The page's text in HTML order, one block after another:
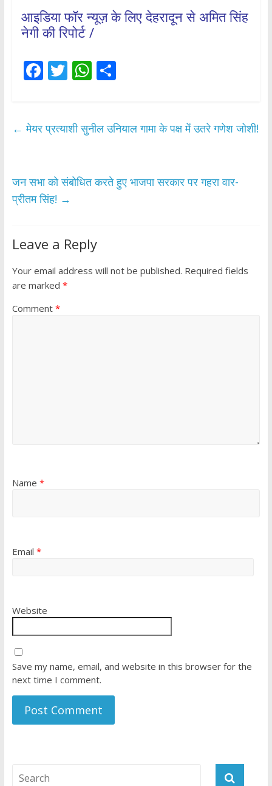
आइडिया फॉर न्यूज़ के लिए देहरादून से अमित सिंह
नेगी की रिपोर्ट /
F
b
k
T
er
W
s
p
S
e
← मेयर प्रत्याशी सुनील उनियाल गामा के पक्ष में उतरे गणेश जोशी!
जन सभा को संबोधित करते हुए भाजपा सरकार पर गहरा वार-
प्रीतम सिंह! →
Leave a Reply
Your email address will not be published. Required fields
are marked *
Comment *
Name *
Email *
Website
Save my name, email, and website in this browser for the
next time I comment.